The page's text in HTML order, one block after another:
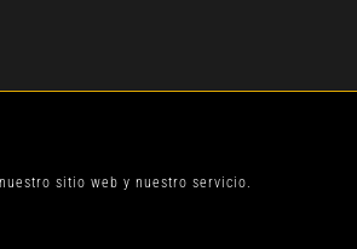
sitio web y nuestro servicio.